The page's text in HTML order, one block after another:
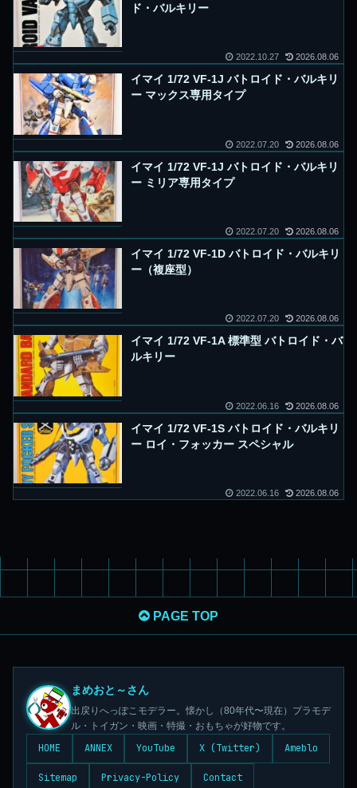
ド・バルキリー
2022.10.27 2026.08.06
イマイ 1/72 VF-1J バトロイド・バルキリ
ー マックス専用タイプ
2022.07.20 2026.08.06
イマイ 1/72 VF-1J バトロイド・バルキリ
ー ミリア専用タイプ
2022.07.20 2026.08.06
イマイ 1/72 VF-1D バトロイド・バルキリ
ー（複座型）
2022.07.20 2026.08.06
イマイ 1/72 VF-1A 標準型 バトロイド・バ
ルキリー
2022.06.16 2026.08.06
イマイ 1/72 VF-1S バトロイド・バルキリ
ー ロイ・フォッカー スペシャル
2022.06.16 2026.08.06
PAGE TOP
まめおと～さん
出戻りへっぽこモデラー。懐かし（80年代〜現在）プラモデ
ル・トイガン・映画・特撮・おもちゃが好物です。
HOME ANNEX YouTube X (Twitter) Ameblo
Sitemap Privacy-Policy Contact